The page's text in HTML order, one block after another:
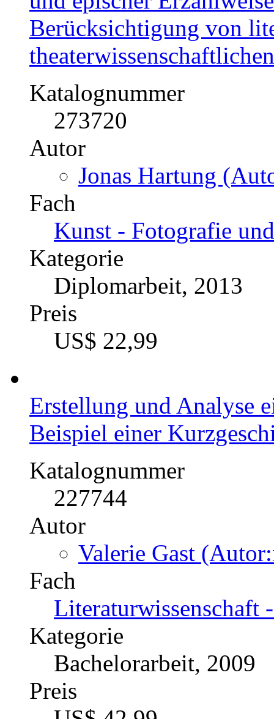
Berücksichtigung von
Katalognummer
273720
Autor
Jonas Hartung
Fach
Kunst - Fotografie
Kategorie
Diplomarbeit, 2013
Preis
US$ 22,99
Erstellung und Analyse
Beispiel einer
Katalognummer
227744
Autor
Valerie Gast
Fach
Literaturwissenschaft
Kategorie
Bachelorarbeit, 2009
Preis